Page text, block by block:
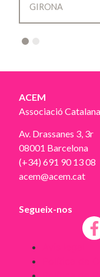
GIRONA
ACEM
Associació
Av. Drassanes 3, 3r
08001 Barcelona
(+34) 691 90 13 08
acem@acem.cat
Segueix-nos